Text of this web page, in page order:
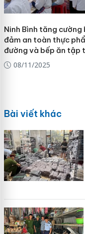
Ninh Bình tăng cường
đảm an toàn thực
đường và bếp ăn tập
08/11/2025
Bài viết khác